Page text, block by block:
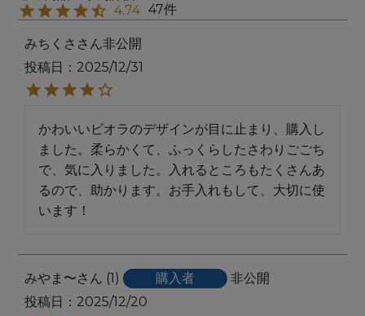
4.74 47
みちくさ
非公開
投稿日
2025/12/31
かわいいビオラのデザインが目に止まり、購入し
ました。柔らかくて、ふっくらしたさわりごごち
で、気に入りました。入れるところもたくさんあ
るので、助かります。お手入れもして、大切に使
います！
みやま〜 1 購入者
非公開
投稿日
2025/12/20